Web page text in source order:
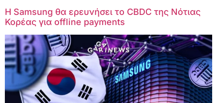
Η Samsung θα ερευνήσει το CBDC της Νότιας
Κορέας για offline payments